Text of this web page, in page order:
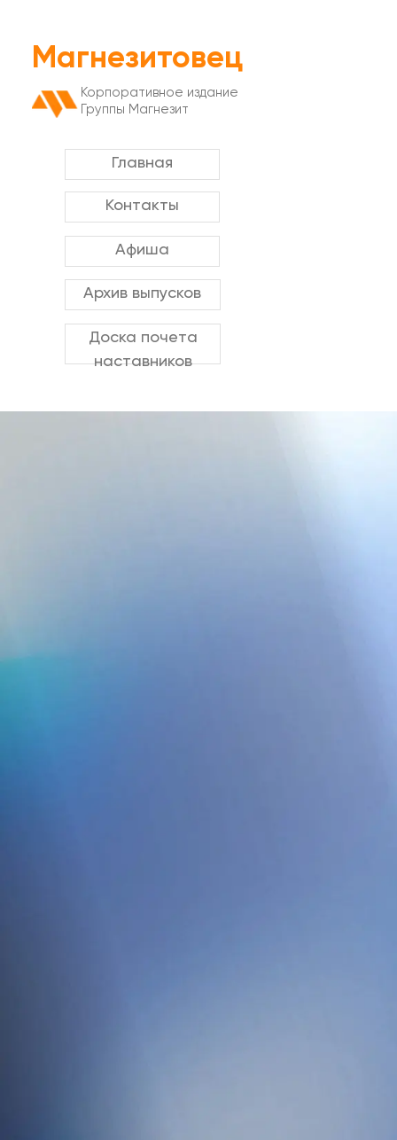
Доска почета
наставников
Магнезитовец
Контакты
Афиша
Архив выпусков
Корпоративное издание
Группы Магнезит
Главная